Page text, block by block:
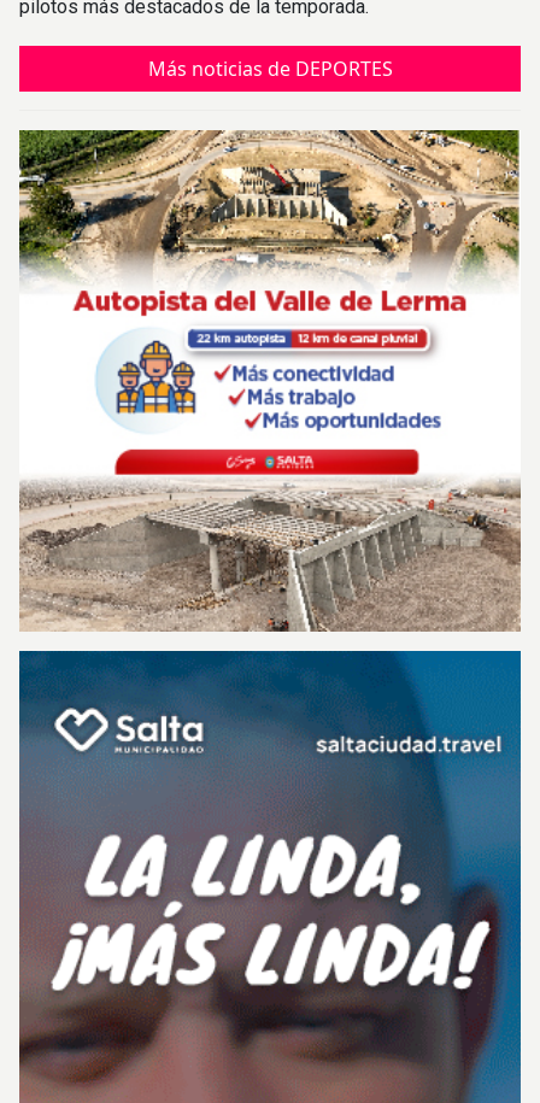
pilotos más destacados de la temporada.
Más noticias de DEPORTES